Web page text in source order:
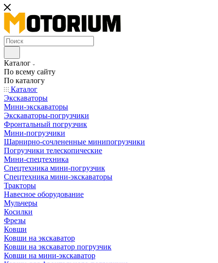
Каталог
По всему сайту
По каталогу
Каталог
Экскаваторы
Мини-экскаваторы
Экскаваторы-погрузчики
Фронтальный погрузчик
Мини-погрузчики
Шарнирно-сочлененные минипогрузчики
Погрузчики телескопические
Мини-спецтехника
Спецтехника мини-погрузчик
Спецтехника мини-экскаваторы
Тракторы
Навесное оборудование
Мульчеры
Косилки
Фрезы
Ковши
Ковши на экскаватор
Ковши на экскаватор погрузчик
Ковши на мини-экскаватор